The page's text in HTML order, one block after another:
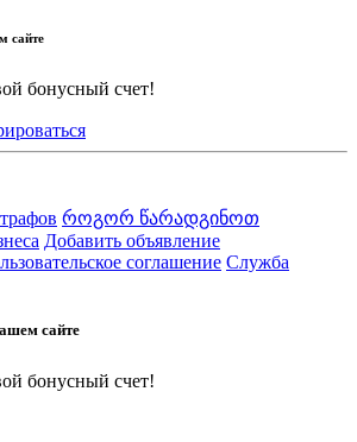
сайте
бонусный счет!
როგორ წარადგინოთ
Добавить объявление
соглашение Служба
сайте
бонусный счет!